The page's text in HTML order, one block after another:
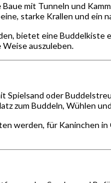
mit Tunneln und
starke Krallen und ein
bietet eine
auszuleben.
Spielsand oder
zum Buddeln, Wühlen
werden, für Kaninchen